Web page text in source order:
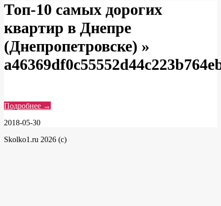
Топ-10 самых дорогих
квартир в Днепре
(Днепропетровске) »
Подробнее →
2018-05-30
Skolko1.ru 2026 (c)